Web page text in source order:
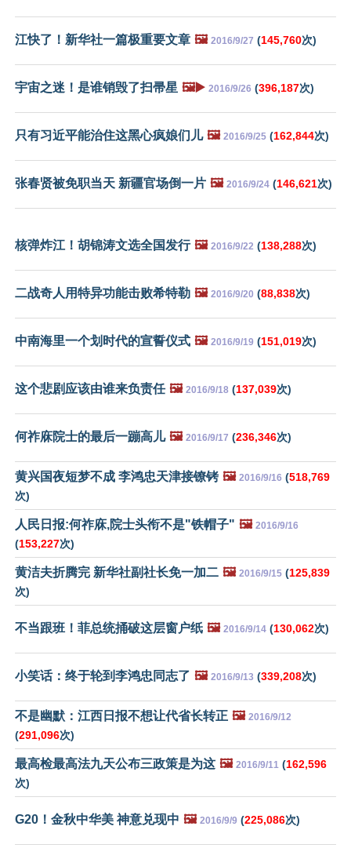
江快了！新华社一篇极重要文章 🖼️ 2016/9/27 (145,760次)
宇宙之迷！是谁销毁了扫帚星 🖼️▶️ 2016/9/26 (396,187次)
只有习近平能治住这黑心疯娘们儿 🖼️ 2016/9/25 (162,844次)
张春贤被免职当天 新疆官场倒一片 🖼️ 2016/9/24 (146,621次)
核弹炸江！胡锦涛文选全国发行 🖼️ 2016/9/22 (138,288次)
二战奇人用特异功能击败希特勒 🖼️ 2016/9/20 (88,838次)
中南海里一个划时代的宣誓仪式 🖼️ 2016/9/19 (151,019次)
这个悲剧应该由谁来负责任 🖼️ 2016/9/18 (137,039次)
何祚庥院士的最后一蹦高儿 🖼️ 2016/9/17 (236,346次)
黄兴国夜短梦不成 李鸿忠天津接镣铐 🖼️ 2016/9/16 (518,769
次)
人民日报:何祚庥,院士头衔不是"铁帽子" 🖼️ 2016/9/16
(153,227次)
黄洁夫折腾完 新华社副社长免一加二 🖼️ 2016/9/15 (125,839
次)
不当跟班！菲总统捅破这层窗户纸 🖼️ 2016/9/14 (130,062次)
小笑话：终于轮到李鸿忠同志了 🖼️ 2016/9/13 (339,208次)
不是幽默：江西日报不想让代省长转正 🖼️ 2016/9/12
(291,096次)
最高检最高法九天公布三政策是为这 🖼️ 2016/9/11 (162,596
次)
G20！金秋中华美 神意兑现中 🖼️ 2016/9/9 (225,086次)